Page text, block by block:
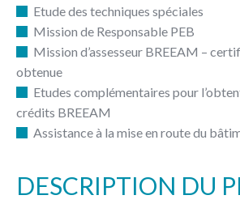
Etude des techniques spéciales
Mission de Responsable PEB
Mission d’assesseur BREEAM –
obtenue
Etudes complémentaires pour
crédits BREEAM
Assistance à la mise en route du
DESCRIPTION DU